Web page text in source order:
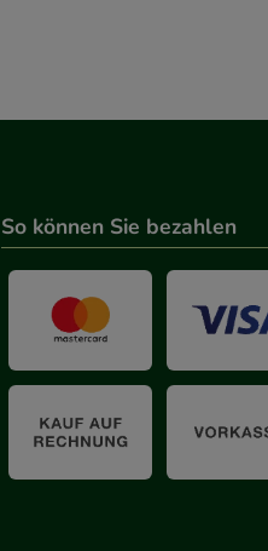
So können Sie bezahlen